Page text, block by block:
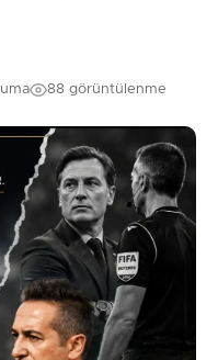
88 görüntülenme